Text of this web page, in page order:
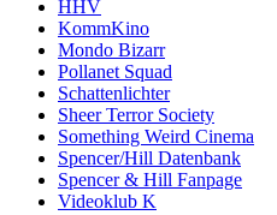
HHV
KommKino
Mondo Bizarr
Pollanet Squad
Schattenlichter
Sheer Terror Society
Something Weird Cinema
Spencer/Hill Datenbank
Spencer & Hill Fanpage
Videoklub K